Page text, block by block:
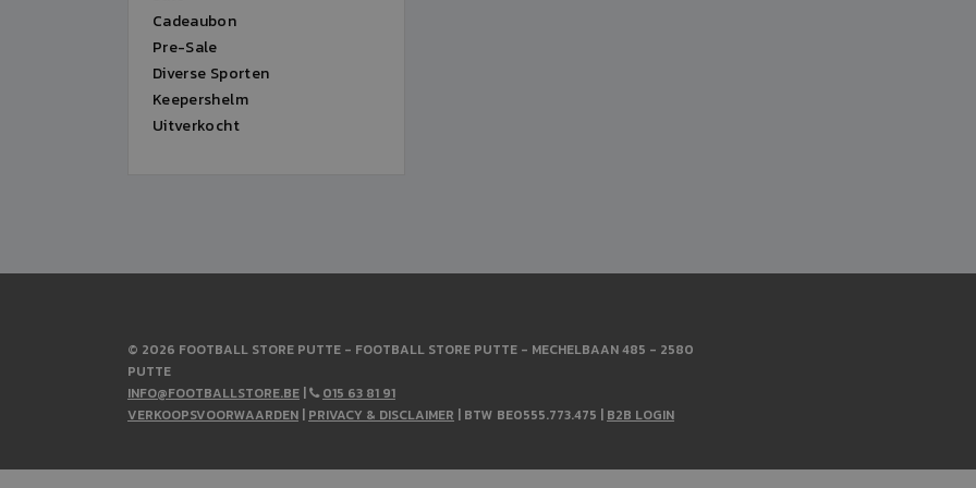
Cadeaubon
Pre-Sale
Diverse Sporten
Keepershelm
Uitverkocht
© 2026 FOOTBALL STORE PUTTE - FOOTBALL STORE PUTTE - MECHELBAAN 485 - 2580
PUTTE
INFO@FOOTBALLSTORE.BE |
015 63 81 91
VERKOOPSVOORWAARDEN | PRIVACY & DISCLAIMER | BTW BE0555.773.475 | B2B LOGIN